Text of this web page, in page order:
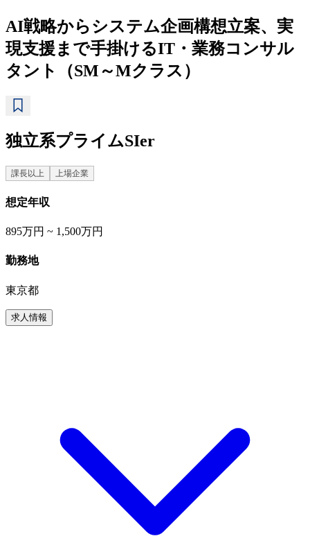
AI戦略からシステム企画構想立案、実
現支援まで手掛けるIT・業務コンサル
タント（SM～Mクラス）
独立系プライムSIer
課長以上 上場企業
想定年収
895万円 ~ 1,500万円
勤務地
東京都
求人情報